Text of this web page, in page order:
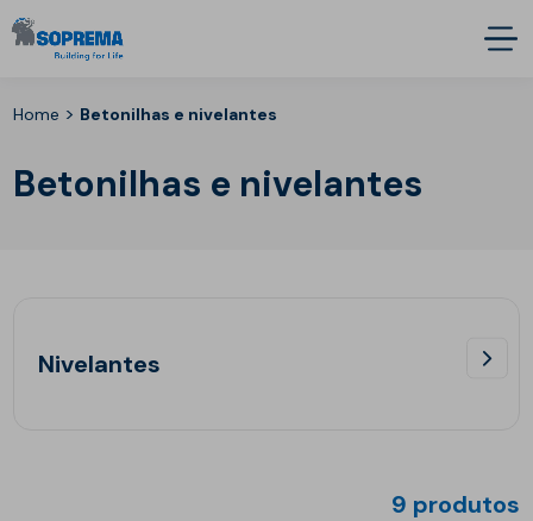
Home > Betonilhas e nivelantes
Betonilhas e nivelantes
Nivelantes
9 produtos